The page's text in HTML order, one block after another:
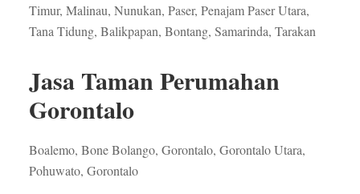
Timur, Malinau, Nunukan, Paser, Penajam Paser Utara,
Tana Tidung, Balikpapan, Bontang, Samarinda, Tarakan
Jasa Taman Perumahan
Gorontalo
Boalemo, Bone Bolango, Gorontalo, Gorontalo Utara,
Pohuwato, Gorontalo